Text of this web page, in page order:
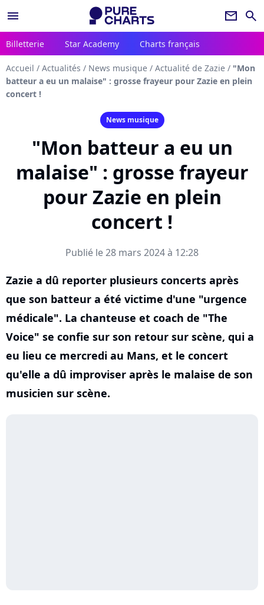
menu newsletter search
Billetterie Star Academy Charts français
Accueil / Actualités / News musique / Actualité de Zazie / "Mon
batteur a eu un malaise" : grosse frayeur pour Zazie en plein
concert !
News musique
"Mon batteur a eu un
malaise" : grosse frayeur
pour Zazie en plein
concert !
Publié le 28 mars 2024 à 12:28
Zazie a dû reporter plusieurs concerts après
que son batteur a été victime d'une "urgence
médicale". La chanteuse et coach de "The
Voice" se confie sur son retour sur scène, qui a
eu lieu ce mercredi au Mans, et le concert
qu'elle a dû improviser après le malaise de son
musicien sur scène.